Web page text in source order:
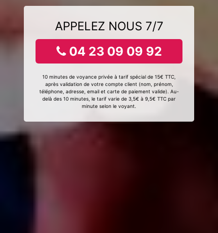
APPELEZ NOUS 7/7
04 23 09 09 92
10 minutes de voyance privée à tarif spécial de 15€ TTC,
après validation de votre compte client (nom, prénom,
téléphone, adresse, email et carte de paiement valide). Au-
delà des 10 minutes, le tarif varie de 3,5€ à 9,5€ TTC par
minute selon le voyant.